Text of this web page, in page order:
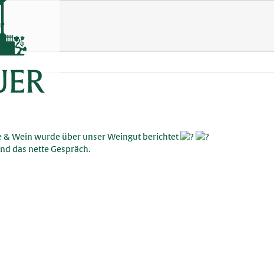
& Wein wurde über unser Weingut berichtet
das nette Gespräch.